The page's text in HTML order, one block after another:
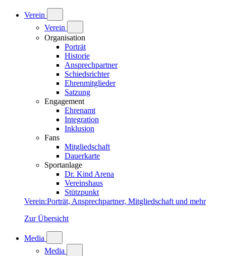
Verein
Verein
Organisation
Porträt
Historie
Ansprechpartner
Schiedsrichter
Ehrenmitglieder
Satzung
Engagement
Ehrenamt
Integration
Inklusion
Fans
Mitgliedschaft
Dauerkarte
Sportanlage
Dr. Kind Arena
Vereinshaus
Stützpunkt
Verein:Porträt, Ansprechpartner, Mitgliedschaft und mehr
Zur Übersicht
Media
Media